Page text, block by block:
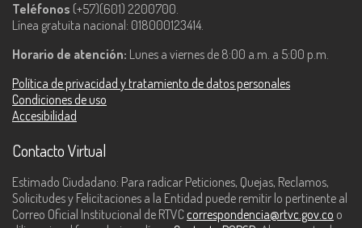
Teléfonos (+57)(601) 2200700.
Línea gratuita nacional: 018000123414.
Horario de atención: Lunes a viernes de 8:00 a.m. a 5:00 p.m.
Política de privacidad y tratamiento de datos personales
Condiciones de uso
Accesibilidad
Contacto Virtual
Estimado Ciudadano: Para radicar Peticiones, Quejas, Reclamos,
Solicitudes y Felicitaciones a la Entidad puede remitir lo pertinente al
Correo Oficial Institucional de RTVC correspondencia@rtvc.gov.co o